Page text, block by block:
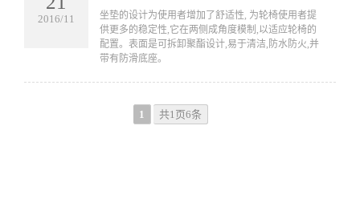
2016/11
​坐垫的设计为使用者增加了舒适性, 为轮椅使用者提
供更多的稳定性,它在两侧成角度模制,以适应轮椅的
配置。表面是可拆卸聚酯设计,易于清洁,防水防火,并
带有防滑底座。
1 共1页6条